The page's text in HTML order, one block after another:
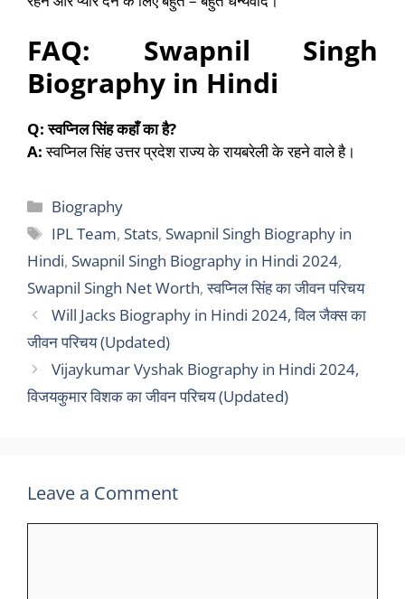
FAQ: Swapnil Singh
Biography in Hindi
Q:स्वप्निल सिंह कहाँ का है?
A:स्वप्निल सिंह उत्तर प्रदेश राज्य के रायबरेली के रहने वाले है।
Categories
Biography
Tags
IPL Team, Stats, Swapnil Singh Biography in
Hindi, Swapnil Singh Biography in Hindi 2024,
Swapnil Singh Net Worth,स्वप्निल सिंह का जीवन परिचय
Will Jacks Biography in Hindi 2024, विल जैक्स का
जीवन परिचय (Updated)
Vijaykumar Vyshak Biography in Hindi 2024,
विजयकुमार विशक का जीवन परिचय (Updated)
Leave a Comment